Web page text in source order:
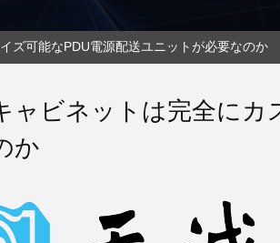
ズ可能なPDU電源配送ユニットが必要なのか
ャビネットは完全にカ
か